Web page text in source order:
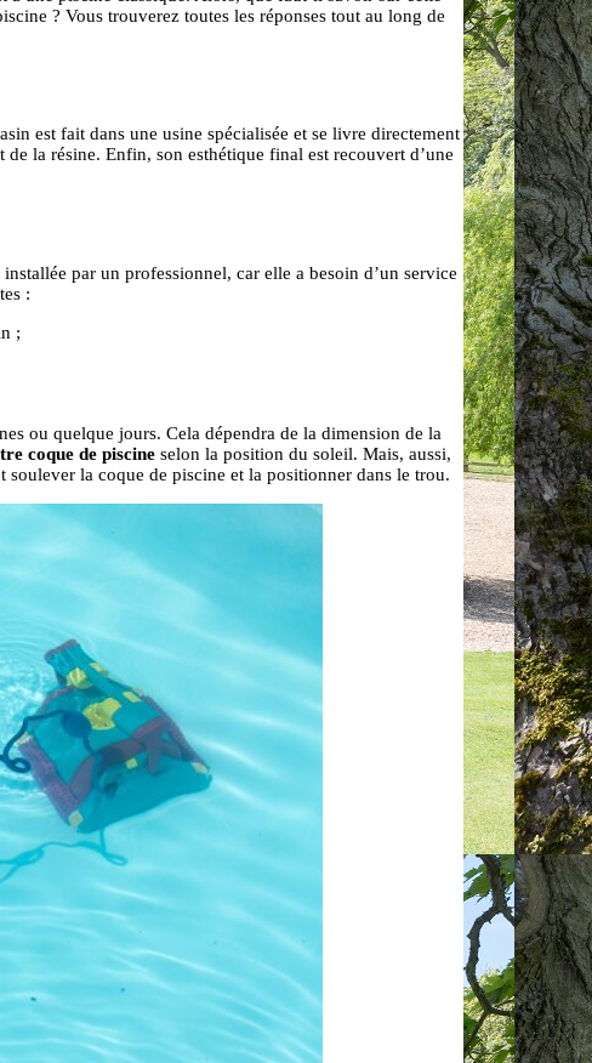
? Vous trouverez toutes les réponses tout au long de
est fait dans une usine spécialisée et se livre directement
de la résine. Enfin, son esthétique final est recouvert d’une
par un professionnel, car elle a besoin d’un service
:
;
ou quelque jours. Cela dépendra de la dimension de la
coque de piscine selon la position du soleil. Mais, aussi,
soulever la coque de piscine et la positionner dans le trou.